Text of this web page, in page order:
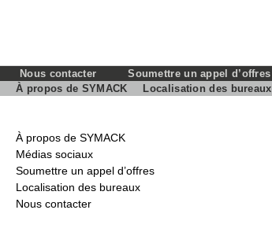
Nous contacter
Soumettre un appel d’offres
À propos de SYMACK
Localisation des bureaux
À propos de SYMACK
Médias sociaux
Soumettre un appel d’offres
Localisation des bureaux
Nous contacter